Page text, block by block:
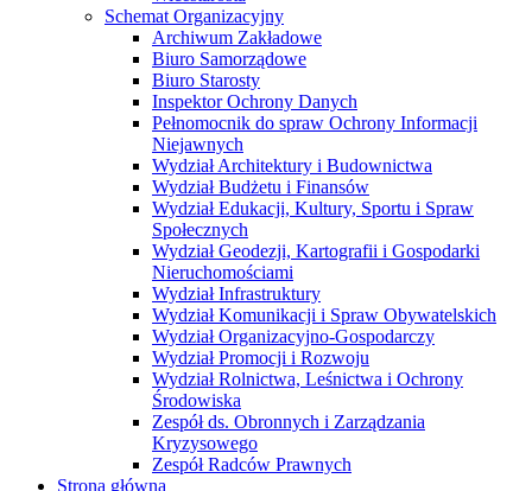
Schemat Organizacyjny
Archiwum Zakładowe
Biuro Samorządowe
Biuro Starosty
Inspektor Ochrony Danych
Pełnomocnik do spraw Ochrony Informacji
Niejawnych
Wydział Architektury i Budownictwa
Wydział Budżetu i Finansów
Wydział Edukacji, Kultury, Sportu i Spraw
Społecznych
Wydział Geodezji, Kartografii i Gospodarki
Nieruchomościami
Wydział Infrastruktury
Wydział Komunikacji i Spraw Obywatelskich
Wydział Organizacyjno-Gospodarczy
Wydział Promocji i Rozwoju
Wydział Rolnictwa, Leśnictwa i Ochrony
Środowiska
Zespół ds. Obronnych i Zarządzania
Kryzysowego
Zespół Radców Prawnych
Strona główna